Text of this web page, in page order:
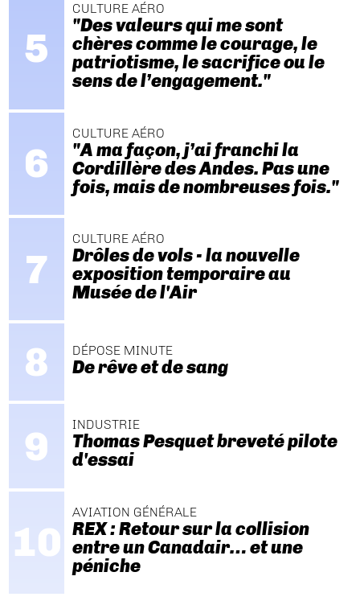
CULTURE AÉRO
"Des valeurs qui me sont
chères comme le courage, le
patriotisme, le sacrifice ou le
sens de l’engagement."
CULTURE AÉRO
"A ma façon, j’ai franchi la
Cordillère des Andes. Pas une
fois, mais de nombreuses fois."
CULTURE AÉRO
Drôles de vols - la nouvelle
exposition temporaire au
Musée de l'Air
DÉPOSE MINUTE
De rêve et de sang
INDUSTRIE
Thomas Pesquet breveté pilote
d'essai
AVIATION GÉNÉRALE
REX : Retour sur la collision
entre un Canadair… et une
péniche